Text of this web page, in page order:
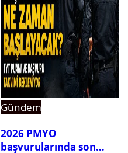
Gündem
2026 PMYO
başvurularında son